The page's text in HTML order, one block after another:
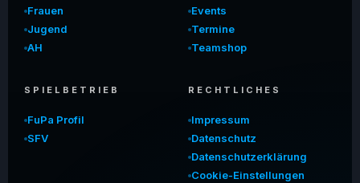
Frauen
Jugend
AH
Events
Termine
Teamshop
SPIELBETRIEB
FuPa Profil
SFV
RECHTLICHES
Impressum
Datenschutz
Datenschutzerklärung
Cookie-Einstellungen